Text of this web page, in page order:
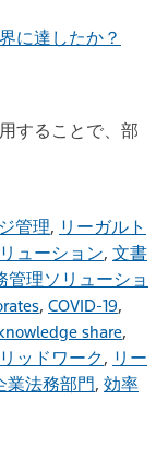
に達したか？
することで、部
管理, リーガルト
ューション, 文書
管理ソリューショ
, COVID-19,
share,
ッドワーク, リー
業法務部門, 効率